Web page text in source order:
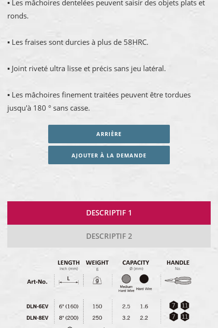
▪ Les mâchoires dentelées peuvent saisir des objets plats et
ronds.
▪ Les fraises sont durcies à plus de 58HRC.
▪ Joint riveté ultra lisse et précis sans jeu latéral.
▪ Les mâchoires finement traitées peuvent être tordues
jusqu'à 180 ° sans casse.
ARRIÈRE
AJOUTER À LA DEMANDE
DESCRIPTIF 1
DESCRIPTIF 2